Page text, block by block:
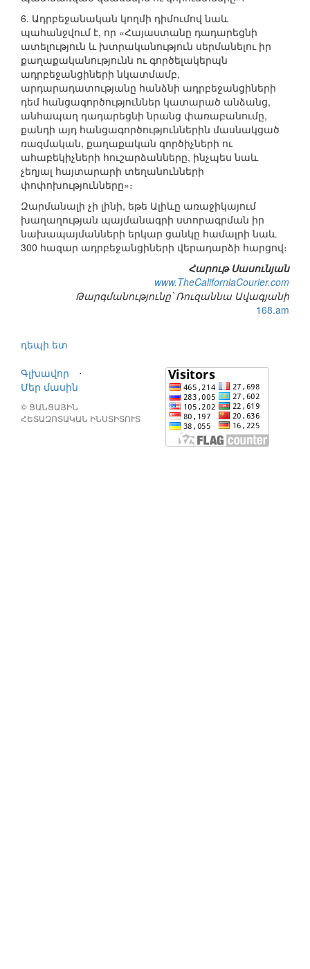
6. Ադրբեջանական կողմի դիմումով նաև
պահանջվում է, որ «Հայաստանը դադարեցնի
ատելություն և խտրականություն սերմանելու իր
քաղաքականությունն ու գործելակերպն
ադրբեջանցիների նկատմամբ,
արդարադատությանը հանձնի ադրբեջանցիների
դեմ հանցագործություններ կատարած անձանց,
անհապաղ դադարեցնի նրանց փառաբանումը,
քանդի այդ հանցագործություններին մասնակցած
ռազմական, քաղաքական գործիչների ու
ահաբեկիչների հուշարձանները, ինչպես նաև
չեղյալ հայտարարի տեղանունների
փոփոխությունները»։
Զարմանալի չի լինի, եթե Ալիևը առաջիկայում
խաղաղության պայմանագրի ստորագրման իր
նախապայմանների երկար ցանկը համալրի նաև
300 հազար ադրբեջանցիների վերադարձի հարցով։
Հարութ Սասունյան
www.TheCaliforniaCourier.com
Թարգմանությունը՝ Ռուզաննա Ավագյանի
168.am
դեպի ետ
Գլխավոր
⋅
Մեր մասին
© ՑԱՆՑԱՅԻՆ
ՀԵՏԱԶՈՏԱԿԱՆ ԻՆՍՏԻՏՈՒՏ